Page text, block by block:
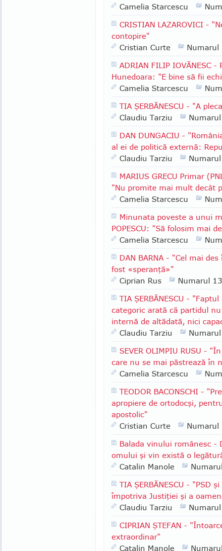
Camelia Starcescu
CRISTIAN LAZAROVICI -
contopire"
Cristian Curte
Numarul
ADRIAN FILIP IOVĂNESC
Hunedoara: "E bine să fii
Camelia Starcescu
TIA ŞERBĂNESCU - "A
Claudiu Tarziu
DAN DUNGACIU -
al ei de politică externă:
Claudiu Tarziu
MARIUS GRECU Primar
"Nu promite mai mult decât
Camelia Starcescu
Minunata poveste a unui
POPESCU: "Să folosim mai
Camelia Starcescu
DAN BARNA - "Cel mai
fost «speranţă»"
Ciprian Rus
Numarul
TIA ŞERBĂNESCU -
categoric arată că partidul
internă de altădată, nici
Claudiu Tarziu
SEVER OLIMPIU RUSU -
care nu se mai păstrează în
Camelia Starcescu
TEODOR BACONSCHI -
apropiere de ortodocşi,
apostolic"
Cristian Curte
Numarul
Balada vinului românesc
omului şi vin există o
Catalin Manole
TIA ŞERBĂNESCU - "PSD
împotriva Justiţiei şi a
Claudiu Tarziu
CIPRIAN ŞTEFAN -
extraordinar"
Catalin Manole